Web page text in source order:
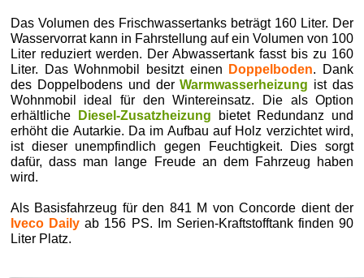
Das Volumen des Frischwassertanks beträgt 160 Liter. Der
Wasservorrat kann in Fahrstellung auf ein Volumen von 100
Liter reduziert werden. Der Abwassertank fasst bis zu 160
Liter. Das Wohnmobil besitzt einen
Doppelboden. Dank
des Doppelbodens und derWarmwasserheizung ist das
Wohnmobil ideal für den Wintereinsatz. Die als Option
erhältliche
Diesel-Zusatzheizung bietet Redundanz und
erhöht die Autarkie. Da im Aufbau auf Holz verzichtet wird,
ist dieser unempfindlich gegen Feuchtigkeit. Dies sorgt
dafür, dass man lange Freude an dem Fahrzeug haben
wird.
Als Basisfahrzeug für den 841 M von Concorde dient der
Iveco Dailyab 156 PS. Im Serien-Kraftstofftank finden 90
Liter Platz.